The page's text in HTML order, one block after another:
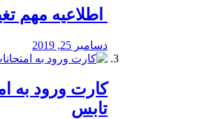
اطلاعیه مهم
دسامبر 25, 2019
کارت ورود به
تابس